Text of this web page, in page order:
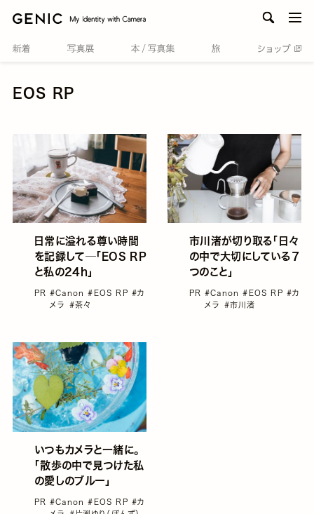
EOS RP
日常に溢れる尊い時間
を記録して─「EOS RP
と私の24h」
PR #Canon#EOS RP #カ
メラ #茶々
市川渚が切り取る「日々
の中で大切にしている７
つのこと」
PR #Canon#EOS RP #カ
メラ #市川渚
いつもカメラと一緒に。
「散歩の中で見つけた私
の愛しのブルー」
PR #Canon#EOS RP #カ